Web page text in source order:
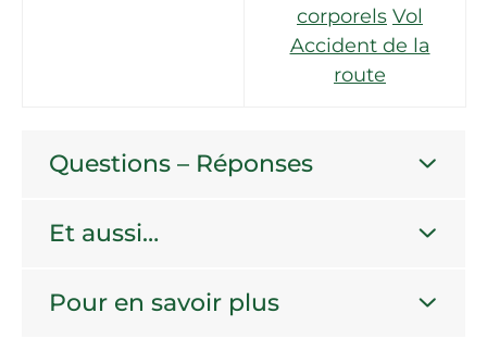
corporels Vol
Accident de la
route
Questions – Réponses
Et aussi…
Pour en savoir plus